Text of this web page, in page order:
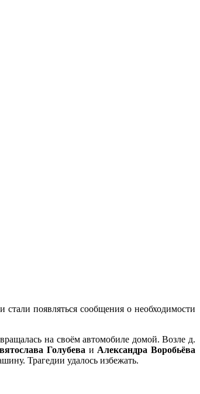
появляться сообщения о необходимости
на своём автомобиле домой. Возле д.
Голубева и Александра Воробьёва
Трагедии удалось избежать.